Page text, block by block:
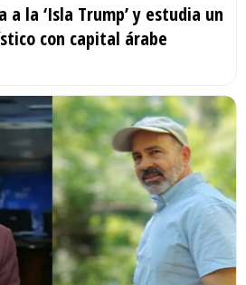
a la ‘Isla Trump’ y estudia un
con capital árabe